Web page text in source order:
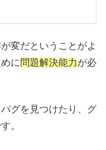
変だということがよ
に 問題解決能力が必
グを見つけたり、グ
。